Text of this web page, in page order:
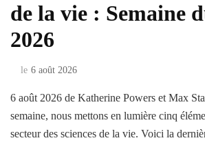
de la vie : Semaine
2026
le 6 août 2026
6 août 2026 de Katherine Powers et Max
semaine, nous mettons en lumière cinq
secteur des sciences de la vie. Voici la